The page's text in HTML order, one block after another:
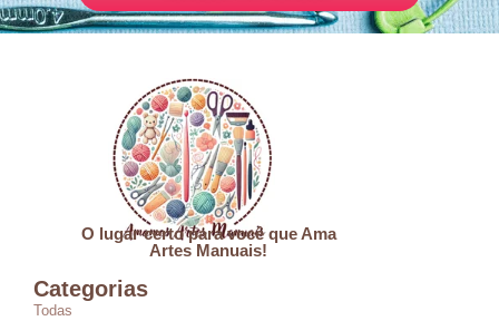
O lugar certo para você que Ama
Artes Manuais!
Categorias
Todas